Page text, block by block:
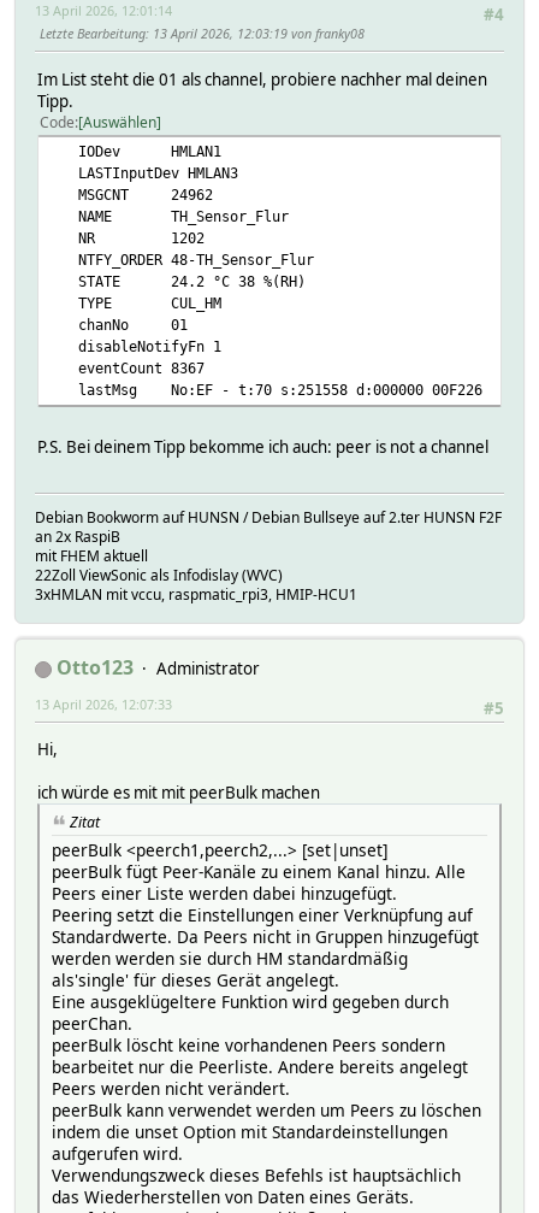
#4
13 April 2026, 12:01:14
Letzte Bearbeitung: 13 April 2026, 12:03:19 von franky08
Im List steht die 01 als channel, probiere nachher mal deinen
Tipp.
Code Auswählen
IODev HMLAN1
LASTInputDev HMLAN3
MSGCNT 24962
NAME TH_Sensor_Flur
NR 1202
NTFY_ORDER 48-TH_Sensor_Flur
STATE 24.2 °C 38 %(RH)
TYPE CUL_HM
chanNo 01
disableNotifyFn 1
eventCount 8367
lastMsg No:EF - t:70 s:251558 d:000000 00F226
P.S. Bei deinem Tipp bekomme ich auch: peer is not a channel
Debian Bookworm auf HUNSN / Debian Bullseye auf 2.ter HUNSN F2F
an 2x RaspiB
mit FHEM aktuell
22Zoll ViewSonic als Infodislay (WVC)
3xHMLAN mit vccu, raspmatic_rpi3, HMIP-HCU1
Otto123
Administrator
#5
13 April 2026, 12:07:33
Hi,
ich würde es mit mit peerBulk machen
Zitat
peerBulk <peerch1,peerch2,...> [set|unset]
peerBulk fügt Peer-Kanäle zu einem Kanal hinzu. Alle
Peers einer Liste werden dabei hinzugefügt.
Peering setzt die Einstellungen einer Verknüpfung auf
Standardwerte. Da Peers nicht in Gruppen hinzugefügt
werden werden sie durch HM standardmäßig
als'single' für dieses Gerät angelegt.
Eine ausgeklügeltere Funktion wird gegeben durch
peerChan.
peerBulk löscht keine vorhandenen Peers sondern
bearbeitet nur die Peerliste. Andere bereits angelegt
Peers werden nicht verändert.
peerBulk kann verwendet werden um Peers zu löschen
indem die unset Option mit Standardeinstellungen
aufgerufen wird.
Verwendungszweck dieses Befehls ist hauptsächlich
das Wiederherstellen von Daten eines Geräts.